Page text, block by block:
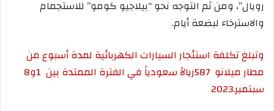
رويال”، ومن ثم التوجه نحو “بيلاجيو كومو” للاستجمام
والاسترخاء لبضعة أيام.
وتبلغ تكلفة استئجار السيارات الكهربائية لمدة أسبوع من
مطار ميلانو 587ريالاً سعودياً في الفترة الممتدة بين 1و8
سبتمبر2023.